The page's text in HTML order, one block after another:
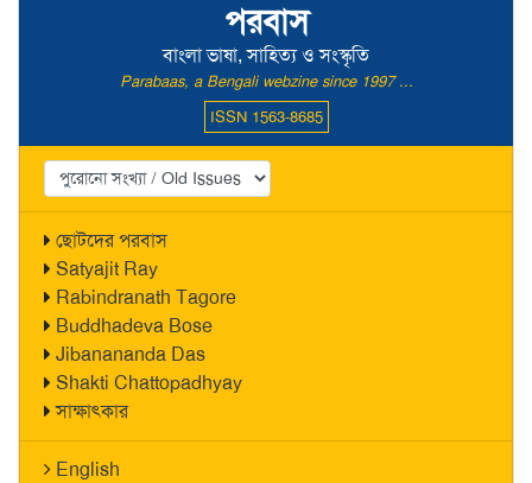
পরবাস
বাংলা ভাষা, সাহিত্য ও সংস্কৃতি
Parabaas, a Bengali webzine since 1997 ...
ISSN 1563-8685
ছোটদের পরবাস
Satyajit Ray
Rabindranath Tagore
Buddhadeva Bose
Jibanananda Das
Shakti Chattopadhyay
সাক্ষাৎকার
English